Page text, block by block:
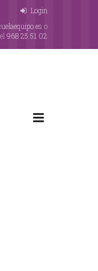
Login
o
968 25 51 02